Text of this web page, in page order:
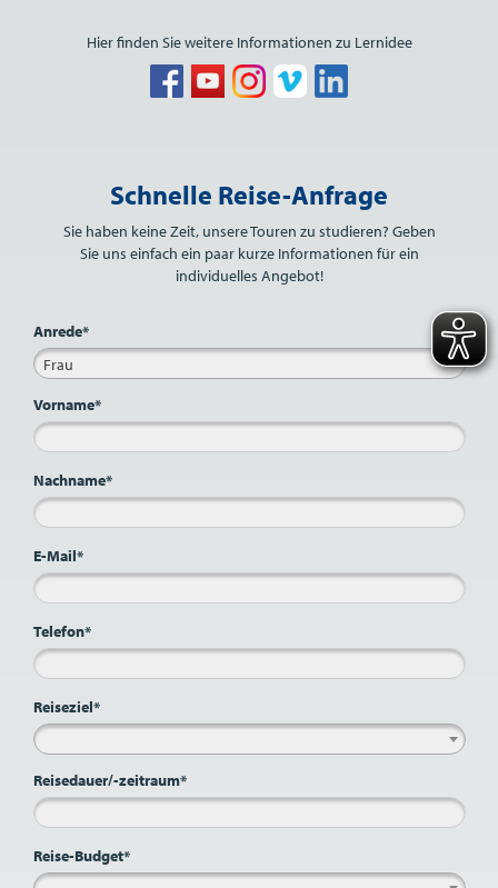
Hier finden Sie weitere Informationen zu Lernidee
Schnelle Reise-Anfrage
Sie haben keine Zeit, unsere Touren zu studieren? Geben
Sie uns einfach ein paar kurze Informationen für ein
individuelles Angebot!
Anrede*
Frau
Vorname*
Nachname*
E-Mail*
Telefon*
Reiseziel*
Reisedauer/-zeitraum*
Reise-Budget*